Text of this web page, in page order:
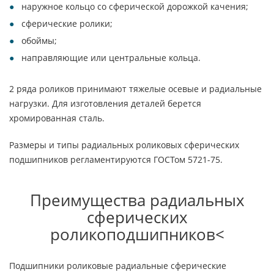
наружное кольцо со сферической дорожкой качения;
сферические ролики;
обоймы;
направляющие или центральные кольца.
2 ряда роликов принимают тяжелые осевые и радиальные
нагрузки. Для изготовления деталей берется
хромированная сталь.
Размеры и типы радиальных роликовых сферических
подшипников регламентируются ГОСТом 5721-75.
Преимущества радиальных
сферических
роликоподшипников<
Подшипники роликовые радиальные сферические